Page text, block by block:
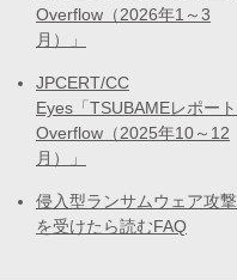
Overflow（2026年1～3
月）」
JPCERT/CC
Eyes「TSUBAMEレポート
Overflow（2025年10～12
月）」
侵入型ランサムウェア攻撃
を受けたら読むFAQ